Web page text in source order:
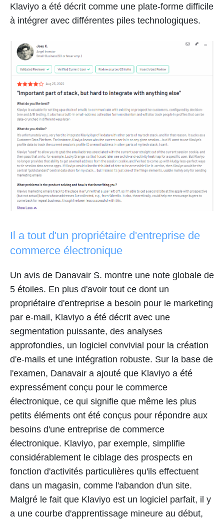
Klaviyo a été décrit comme une plate-forme difficile
à intégrer avec différentes piles technologiques.
Il a tout d'un propriétaire d'entreprise de
commerce électronique
Un avis de Danavair S. montre une note globale de
5 étoiles. En plus d'avoir tout ce dont un
propriétaire d'entreprise a besoin pour le marketing
par e-mail, Klaviyo a été décrit avec une
segmentation puissante, des analyses
approfondies, un logiciel convivial pour la création
d'e-mails et une intégration robuste. Sur la base de
l'examen, Danavair a ajouté que Klaviyo a été
expressément conçu pour le commerce
électronique, ce qui signifie que même les plus
petits éléments ont été conçus pour répondre aux
besoins d'une entreprise de commerce
électronique. Klaviyo, par exemple, simplifie
considérablement le ciblage des prospects en
fonction d'activités particulières qu'ils effectuent
dans un magasin, comme l'abandon d'un site.
Malgré le fait que Klaviyo est un logiciel parfait, il y
a une courbe d'apprentissage mineure au début,